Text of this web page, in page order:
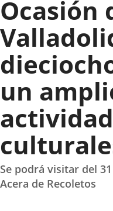
Ocasión
un
Se podrá visitar del
Acera de Recoletos